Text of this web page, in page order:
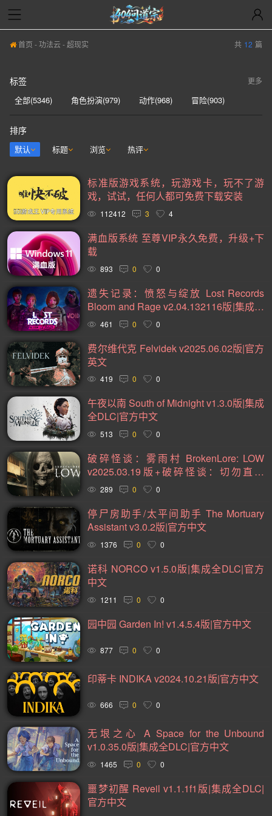
首页 -功法云- 超现实 共 12 篇
标签
全部(5346) 角色扮演(979) 动作(968)
冒险(903)
策略(555)
开放世界(531) 休闲(528)
奇幻(373)
射击(362) 3D(352)
合作(350)
沙盒(341)
女性主角(332) 解谜(330)
恐怖(306)
科幻(297) 模拟经营(281)
日系游戏(278)
暴力(278)
氛围(277)
2D(242)
可爱(234) 轻度 Rogue(224)
即时战略(215)
管理(198) 砍杀(196)
太空(194)
血腥(184)
解谜冒险(177) 街机(176)
驾驶(169)
回合制战斗(168)
选择取向(161)
冒险(158)
视觉小说(156)
卡通风格(155)
横向滚屏(154)
回合制(152)
欢乐(151) 第三人称(148)
益智休闲(137)
体育运动(130)
枪战射击(126)
赛车竞速(124)
类 Rogue(114)
时空旅行(114)
悬疑(113)
第三人称视角(110)
拟真(107)
二维(105)
第一人称视角(105)
困难(105)
像素图形(104)
指向点击(104)
战斗(99)
卡通(95)
动作类 Rogue(93)
魂系列(93)
动作角色扮演(89)
类银河战士恶魔城(81)
心理恐怖(78)
放松(78) 后末日(76)
第一人称射击(74)
经典(73)
战术(73) 塔防(72) 战争(72)
二战(69)
音乐(69)
沉浸式模拟(66)
手绘(59)
生存恐怖(59) 策略战棋(59)
城市营造(56)
多结局(56) 在线合作(54)
经济(53)
竞速(52)
日系角色扮演(52)
互动小说(51)
迷宫探索(49)
回合战略(49)
更多
排序
默认 标题 浏览 热评
标准版游戏系统，玩游戏卡，玩不了游
戏，试试，任何人都可免费下载安装
112412 3 4
满血版系统 至尊VIP永久免费，升级+下
载
893 0 0
遗失记录：愤怒与绽放 Lost Records
Bloom and Rage v2.04.132116版|集成全
DLC|官方中文
461 0 0
费尔维代克 Felvidek v2025.06.02版|官方
英文
419 0 0
午夜以南 South of Midnight v1.3.0版|集成
全DLC|官方中文
513 0 0
破碎怪谈：雾雨村 BrokenLore: LOW
v2025.03.19版+破碎怪谈：切勿直视
BrokenLore DONT WATCH v2025.05.17
版|官方中文
289 0 0
停尸房助手/太平间助手 The Mortuary
Assistant v3.0.2版|官方中文
1376 0 0
诺科 NORCO v1.5.0版|集成全DLC|官方
中文
1211 0 0
园中园 Garden In! v1.4.5.4版|官方中文
877 0 0
印蒂卡 INDIKA v2024.10.21版|官方中文
666 0 0
无垠之心 A Space for the Unbound
v1.0.35.0版|集成全DLC|官方中文
1465 0 0
噩梦初醒 Reveil v1.1.1f1版|集成全DLC|
官方中文